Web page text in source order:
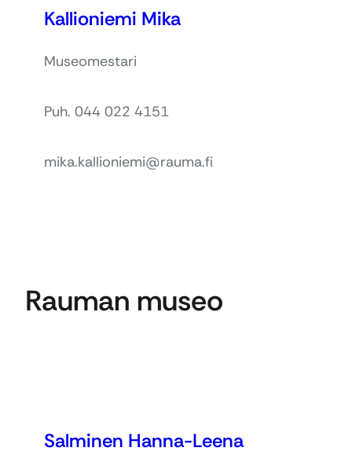
Kallioniemi Mika
Museomestari
Puh. 044 022 4151
mika.kallioniemi@rauma.fi
Rauman museo
Salminen Hanna-Leena